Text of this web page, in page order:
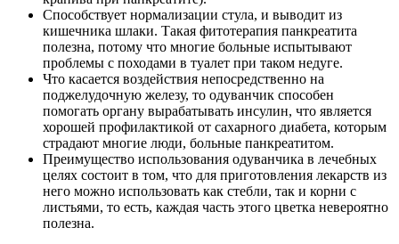
Способствует нормализации стула, и выводит из
кишечника шлаки. Такая фитотерапия панкреатита
полезна, потому что многие больные испытывают
проблемы с походами в туалет при таком недуге.
Что касается воздействия непосредственно на
поджелудочную железу, то одуванчик способен
помогать органу вырабатывать инсулин, что является
хорошей профилактикой от сахарного диабета, которым
страдают многие люди, больные панкреатитом.
Преимущество использования одуванчика в лечебных
целях состоит в том, что для приготовления лекарств из
него можно использовать как стебли, так и корни с
листьями, то есть, каждая часть этого цветка невероятно
полезна.